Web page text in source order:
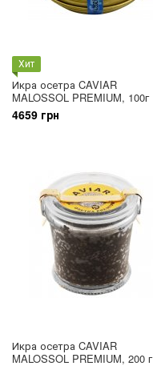
Хит
Икра осетра CAVIAR
MALOSSOL PREMIUM, 100г
4659 грн
Икра осетра CAVIAR
MALOSSOL PREMIUM, 200 г